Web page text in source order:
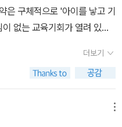
를 채우려고 하는 이 시점에
준다. 왜 현재 미 대선에서 민
상하길 바란다. 사실 이거 보고
자, 그들(지도층)은 늘 온 국민
제가 보기에는 만약 영국이
나 모두 들고 일어나서 자신
행동문제를 일으킴에 따라 주
노출되기 쉽고, 이는 심각한
지속적으로 섭취한 아이들에
있다. -134쪽칼라일 그룹은
업 중 하나로 꼽힌다. 911
이 속한 사우디의 빈라덴 가
다.-161쪽일본군 가미카제
는 모르는 현실에 대해서도 일
명하지 않고 보여주는 것만으
한 꿈을 꾸는 건 아닐까?오늘
는 실험이 있었다.아이들을
각의 집단에 영상을 보여준
한 어른 남자가 들어가서 인
은 구체적으로 '아이를 낳고 기
없는 교육기회가 열려 있는
/노년이 외롭거나 힘들지 않
힘을 주는 나라/장애인이 마
로 한다고 밝혔다. p.214 200
당 전 대표는 '영국의 대처 수
더보기